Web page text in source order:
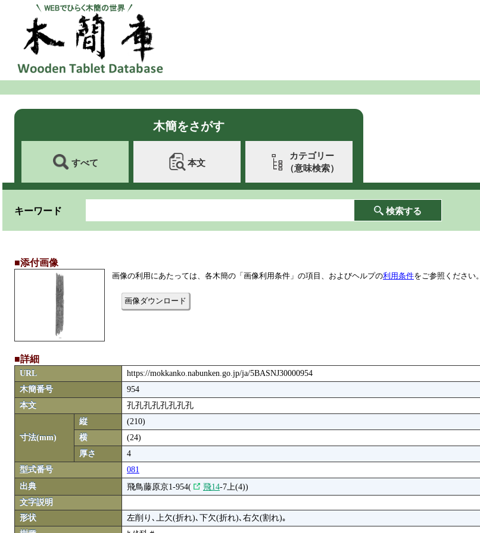
木簡をさがす
すべて 本文
カテゴリー
（意味検索）
キーワード 検索する
■添付画像
画像の利用にあたっては、各木簡の「画像利用条件」の項目、およびヘルプの利用条件をご参照ください。
画像ダウンロード
■詳細
URL
https://mokkanko.nabunken.go.jp/ja/5BASNJ30000954
木簡番号
954
本文
孔孔孔孔孔孔孔孔
寸法(mm)
縦
(210)
横
(24)
厚さ
4
型式番号
081
出典
飛鳥藤原京1-954( 飛14-7上(4))
文字説明
形状
左削り､上欠(折れ)､下欠(折れ)､右欠(割れ)｡